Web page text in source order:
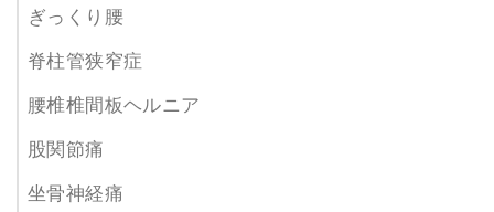
ぎっくり腰
脊柱管狭窄症
腰椎椎間板ヘルニア
股関節痛
坐骨神経痛